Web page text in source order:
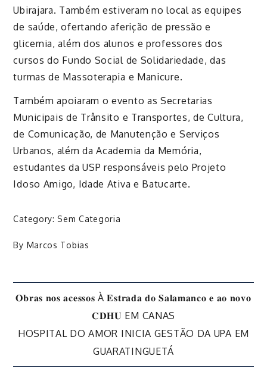
Ubirajara. Também estiveram no local as equipes
de saúde, ofertando aferição de pressão e
glicemia, além dos alunos e professores dos
cursos do Fundo Social de Solidariedade, das
turmas de Massoterapia e Manicure.
Também apoiaram o evento as Secretarias
Municipais de Trânsito e Transportes, de Cultura,
de Comunicação, de Manutenção e Serviços
Urbanos, além da Academia da Memória,
estudantes da USP responsáveis pelo Projeto
Idoso Amigo, Idade Ativa e Batucarte.
Category: Sem Categoria
By Marcos Tobias
Navegação
de
Post
𝐎𝐛𝐫𝐚𝐬 𝐧𝐨𝐬 𝐚𝐜𝐞𝐬𝐬𝐨𝐬 À 𝐄𝐬𝐭𝐫𝐚𝐝𝐚 𝐝𝐨 𝐒𝐚𝐥𝐚𝐦𝐚𝐧𝐜𝐨 𝐞 𝐚𝐨 𝐧𝐨𝐯𝐨
𝐂𝐃𝐇𝐔 EM CANAS
HOSPITAL DO AMOR INICIA GESTÃO DA UPA EM
GUARATINGUETÁ